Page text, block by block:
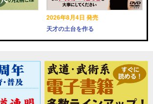
2026年8月4日 発売
天才の土台を作る